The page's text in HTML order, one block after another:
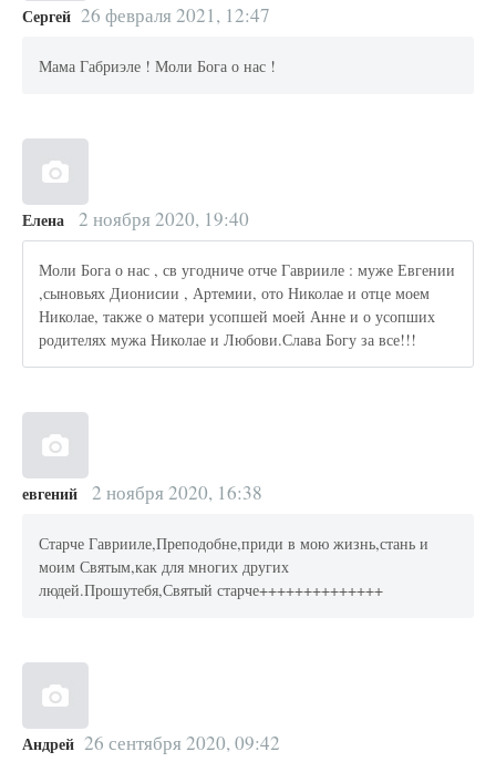
Сергей 26 февраля 2021, 12:47
Мама Габриэле ! Моли Бога о нас !
Елена 2 ноября 2020, 19:40
Моли Бога о нас , св угодниче отче Гаврииле : муже Евгении
,сыновьях Дионисии , Артемии, ото Николае и отце моем
Николае, также о матери усопшей моей Анне и о усопших
родителях мужа Николае и Любови.Слава Богу за все!!!
евгений 2 ноября 2020, 16:38
Старче Гаврииле,Преподобне,приди в мою жизнь,стань и
моим Святым,как для многих других
людей.Прошутебя,Святый старче++++++++++++++
Андрей 26 сентября 2020, 09:42